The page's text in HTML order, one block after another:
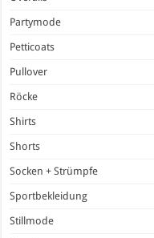
Partymode
Petticoats
Pullover
Röcke
Shirts
Shorts
Socken + Strümpfe
Sportbekleidung
Stillmode